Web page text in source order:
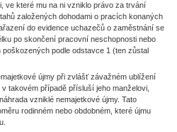
ve které mu na ni vzniklo právo za trvání
založených dohodami o pracích konaných
do evidence uchazečů o zaměstnání se
po skončení pracovní neschopnosti nebo
podle odstavce 1 (ten zůstal
újmy při zvlášť závažném ublížení
takovém případě přísluší jeho manželovi,
vzniklé nemajetkové újmy. Tato
rodinném nebo obdobném, které újmu